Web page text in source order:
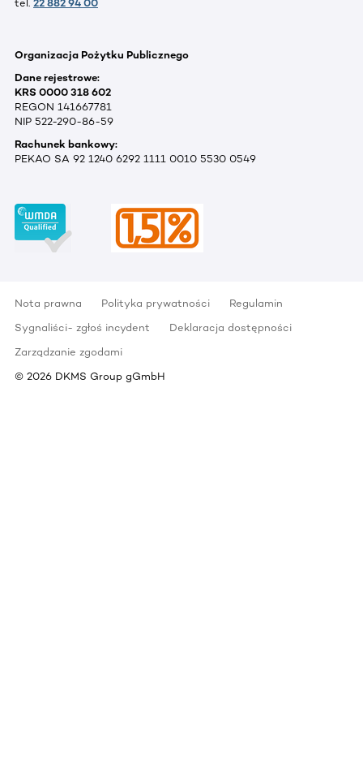
tel. 22 882 94 00
Organizacja Pożytku Publicznego
Dane rejestrowe:
KRS 0000 318 602
REGON 141667781
NIP 522-290-86-59
Rachunek bankowy:
PEKAO SA 92 1240 6292 1111 0010 5530 0549
Nota prawna Polityka prywatności
Regulamin
Sygnaliści- zgłoś incydent
Deklaracja dostępności
Zarządzanie zgodami
© 2026 DKMS Group gGmbH